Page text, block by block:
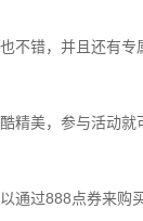
不错，并且还有
精美，参与活动
通过888点券来购